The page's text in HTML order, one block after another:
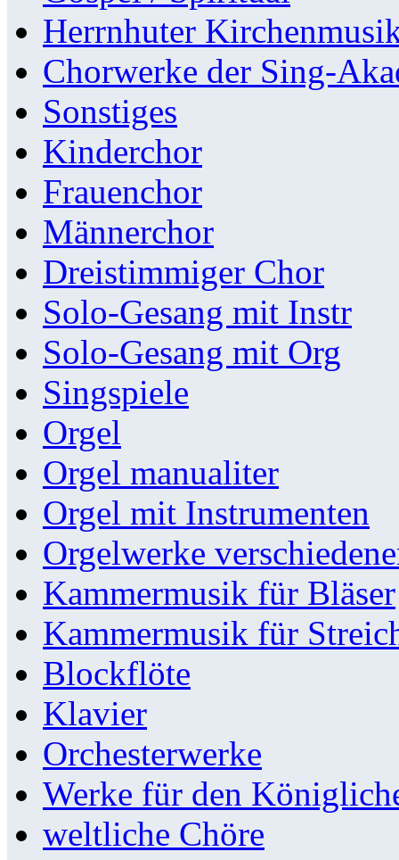
Herrnhuter
Chorwerke der Sing-
Sonstiges
Kinderchor
Frauenchor
Männerchor
Dreistimmiger Chor
Solo-Gesang mit Instr
Solo-Gesang mit Org
Singspiele
Orgel
Orgel manualiter
Orgel mit Instrumenten
Orgelwerke
Kammermusik für Bläser
Kammermusik für
Blockflöte
Klavier
Orchesterwerke
Werke für den
weltliche Chöre